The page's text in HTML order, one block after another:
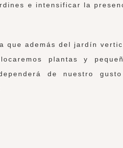
e intensificar la
que además del jardín
plantas y
de nuestro